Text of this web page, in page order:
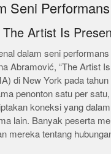
Seni Performans
Artist Is
dalam seni
Abramović, “The Artist
di New York pada
penonton satu per
koneksi yang
lain. Banyak peserta
mereka tentang